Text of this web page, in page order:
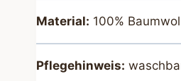
Material: 100%
Pflegehinweis: